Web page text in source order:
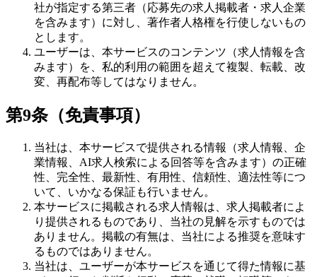
社が指定する第三者（応募先の求人掲載者・求人企業
を含みます）に対し、著作者人格権を行使しないもの
とします。
ユーザーは、本サービスのコンテンツ（求人情報を含
みます）を、私的利用の範囲を超えて複製、転載、改
変、再配布等してはなりません。
第9条（免責事項）
当社は、本サービスで提供される情報（求人情報、企
業情報、AI求人検索による回答等を含みます）の正確
性、完全性、最新性、有用性、信頼性、適法性等につ
いて、いかなる保証も行いません。
本サービスに掲載される求人情報は、求人掲載者によ
り提供されるものであり、当社の見解を示すものでは
ありません。掲載の有無は、当社による推奨を意味す
るものではありません。
当社は、ユーザーが本サービスを通じて得た情報に基